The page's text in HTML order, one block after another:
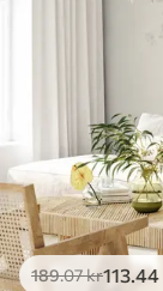
189.07kr113.44